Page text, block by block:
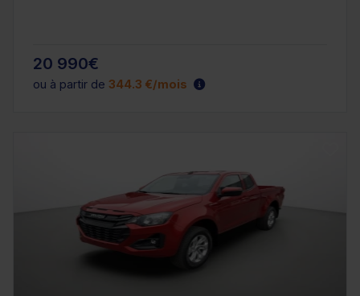
20 990€
ou à partir de 344.3 €/mois